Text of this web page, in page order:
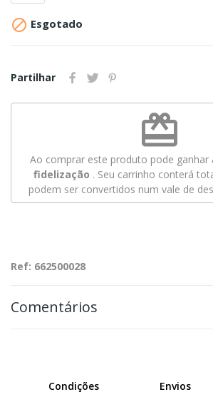
 Esgotado
Partilhar
redeem
Ao comprar este produto pode ganhar
fidelização . Seu carrinho conterá
podem ser convertidos num vale de
Ref: 662500028
Comentários
Condições Envios